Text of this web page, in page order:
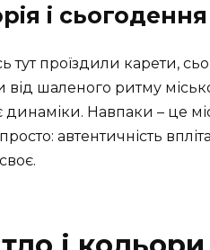
і
тут проїздили карети,
від шаленого ритму
Навпаки – це
автентичність